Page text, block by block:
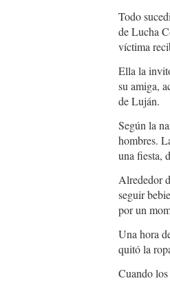
Todo
de Lucha
víctima
Ella la
su amiga,
de Luján.
Según la
hombres.
una fiesta,
Alrededor
seguir
por un
Una hora
quitó la
Cuando